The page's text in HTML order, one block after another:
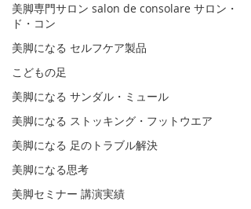
美脚専門サロン salon de consolare サロン・
ド・コン
美脚になる セルフケア製品
こどもの足
美脚になる サンダル・ミュール
美脚になる ストッキング・フットウエア
美脚になる 足のトラブル解決
美脚になる思考
美脚セミナー 講演実績